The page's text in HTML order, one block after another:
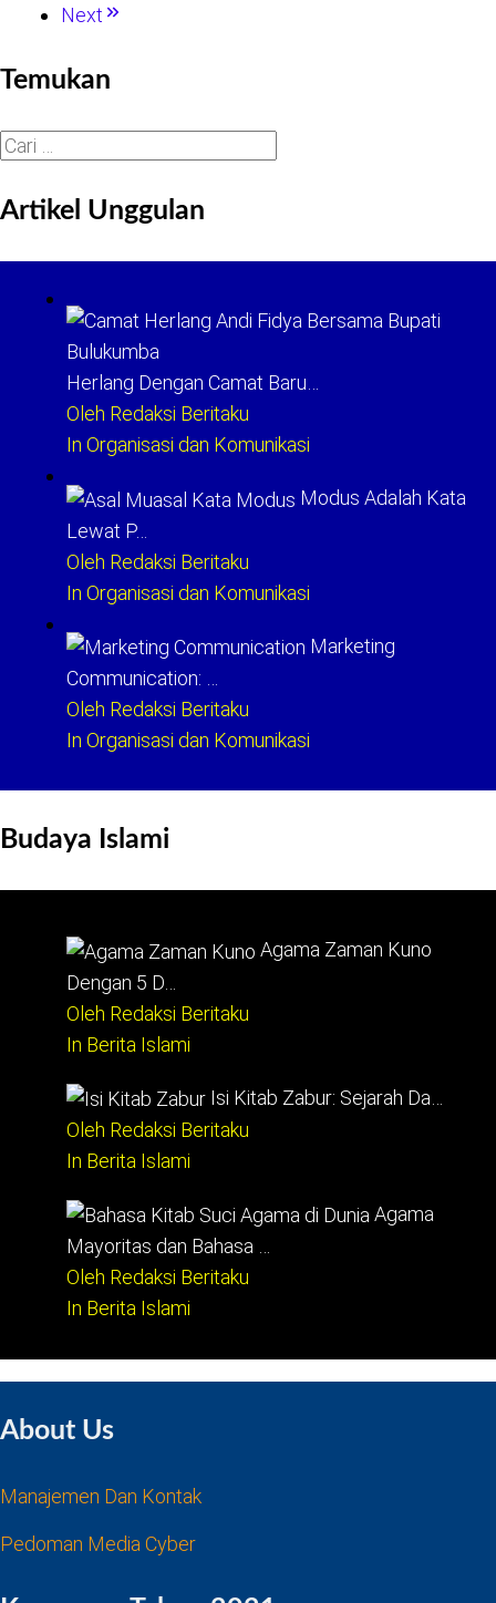
Next
Temukan
Cari
Artikel Unggulan
Herlang Dengan Camat Baru…
Oleh Redaksi Beritaku
In Organisasi dan Komunikasi
Modus Adalah Kata
Lewat P…
Oleh Redaksi Beritaku
In Organisasi dan Komunikasi
Marketing
Communication: …
Oleh Redaksi Beritaku
In Organisasi dan Komunikasi
Budaya Islami
Agama Zaman Kuno
Dengan 5 D…
Oleh Redaksi Beritaku
In Berita Islami
Isi Kitab Zabur: Sejarah Da…
Oleh Redaksi Beritaku
In Berita Islami
Agama
Mayoritas dan Bahasa …
Oleh Redaksi Beritaku
In Berita Islami
About Us
Manajemen Dan Kontak
Pedoman Media Cyber